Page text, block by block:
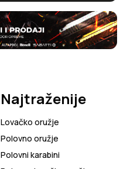
Najtraženije
Lovačko oružje
Polovno oružje
Polovni karabini